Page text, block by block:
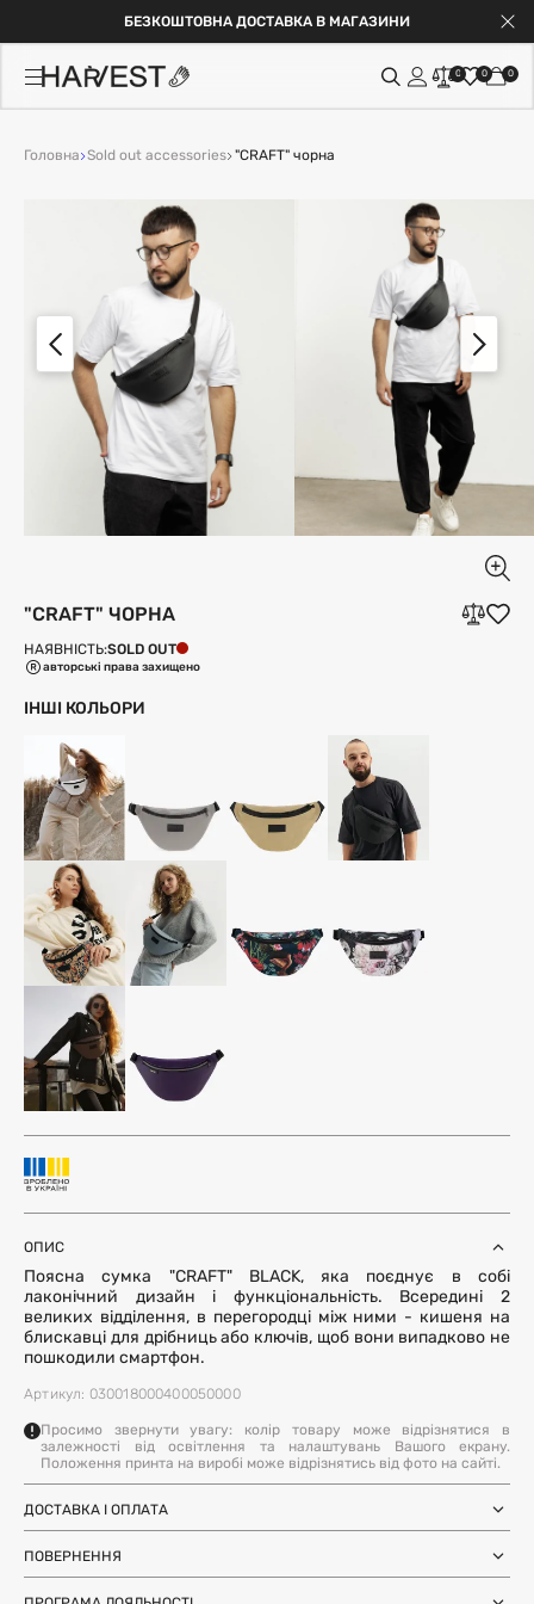
БЕЗКОШТОВНА ДОСТАВКА В МАГАЗИНИ
0 0 0
Головна Sold out accessories "CRAFT" чорна
"CRAFT" ЧОРНА
НАЯВНІСТЬ:SOLD OUT
авторські права захищено
ІНШІ КОЛЬОРИ
ОПИС
Поясна сумка "CRAFT" BLACK, яка поєднує в собі
лаконічний дизайн і функціональність. Всередині 2
великих відділення, в перегородці між ними - кишеня на
блискавці для дрібниць або ключів, щоб вони випадково не
пошкодили смартфон.
Артикул: 030018000400050000
Просимо звернути увагу: колір товару може відрізнятися в
залежності від освітлення та налаштувань Вашого екрану.
Положення принта на виробі може відрізнятись від фото на сайті.
ДОСТАВКА І ОПЛАТА
Україні) 1-3 дні
Самовивіз з магазинів Harvest після SMS-підтвердження про
ПОВЕРНЕННЯ
Ми залишили можливість повернення та обміну, щоб ви